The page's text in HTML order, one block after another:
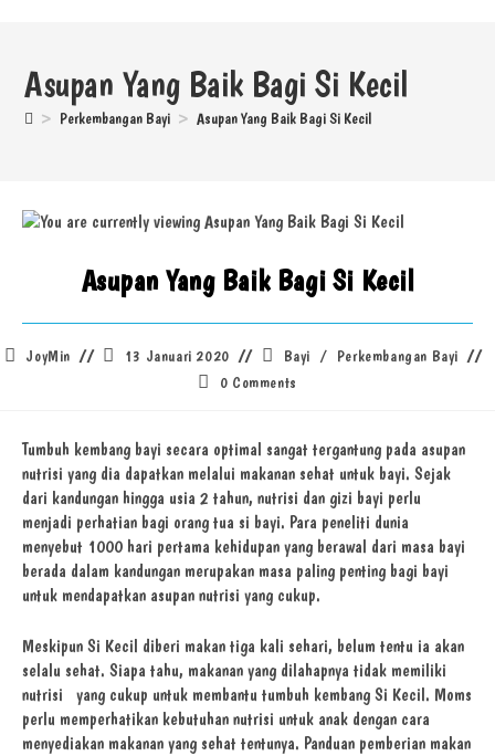
Asupan Yang Baik Bagi Si Kecil
> Perkembangan Bayi > Asupan Yang Baik Bagi Si Kecil
Asupan Yang Baik Bagi Si Kecil
JoyMin 13 Januari 2020 Bayi /
Perkembangan Bayi
0 Comments
Tumbuh kembang bayi secara optimal sangat tergantung pada asupan
nutrisi yang dia dapatkan melalui makanan sehat untuk bayi. Sejak
dari kandungan hingga usia 2 tahun, nutrisi dan gizi bayi perlu
menjadi perhatian bagi orang tua si bayi. Para peneliti dunia
menyebut 1000 hari pertama kehidupan yang berawal dari masa bayi
berada dalam kandungan merupakan masa paling penting bagi bayi
untuk mendapatkan asupan nutrisi yang cukup.
Meskipun Si Kecil diberi makan tiga kali sehari, belum tentu ia akan
selalu sehat. Siapa tahu, makanan yang dilahapnya tidak memiliki
nutrisi yang cukup untuk membantu tumbuh kembang Si Kecil. Moms
perlu memperhatikan kebutuhan nutrisi untuk anak dengan cara
menyediakan makanan yang sehat tentunya. Panduan pemberian makan